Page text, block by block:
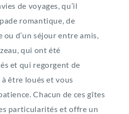
de voyages, qu’il
romantique, de
ou d’un séjour entre amis,
qui ont été
et qui regorgent de
être loués et vous
Chacun de ces gîtes
particularités et offre un